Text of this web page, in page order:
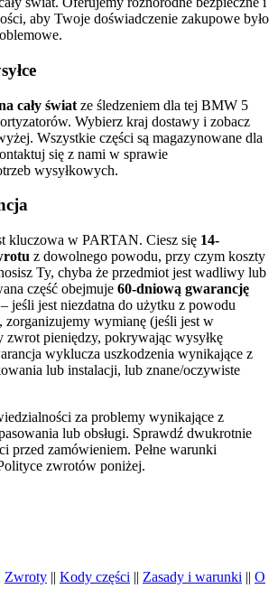
aby Twoje doświadczenie zakupowe było
cały świat ze śledzeniem dla tej BMW 5
Wybierz kraj dostawy i zobacz
Wszystkie części są magazynowane dla
się z nami w sprawie
wysyłkowych.
kluczowa w PARTAN. Ciesz się 14-
z dowolnego powodu, przy czym koszty
Ty, chyba że przedmiot jest wadliwy lub
część obejmuje 60-dniową gwarancję
jeśli jest niezdatna do użytku z powodu
zorganizujemy wymianę (jeśli jest w
zwrot pieniędzy, pokrywając wysyłkę
wyklucza uszkodzenia wynikające z
lub instalacji, lub znane/oczywiste
za problemy wynikające z
lub obsługi. Sprawdź dwukrotnie
przed zamówieniem. Pełne warunki
zwrotów poniżej.
Zwroty || Kody części || Zasady i warunki || O